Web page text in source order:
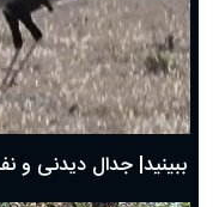
دعای روز دوم ماه مبارک رمضان ۱ اسفند ماه
دعای روز اول ماه مبارک رمضان، ۳۰ بهمن
حضرت زینب(س) چگونه از
بهترین پیامک تبریک روز پدر ۱۴۰۴؛ جملات زیبا و صمیمانه
ببینید| جدال دیدنی و